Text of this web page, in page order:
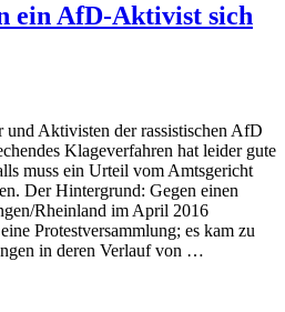
ein AfD-Aktivist sich
und Aktivisten der rassistischen AfD
Klageverfahren hat leider gute
muss ein Urteil vom Amtsgericht
Der Hintergrund: Gegen einen
Rheinland im April 2016
Protestversammlung; es kam zu
in deren Verlauf von …